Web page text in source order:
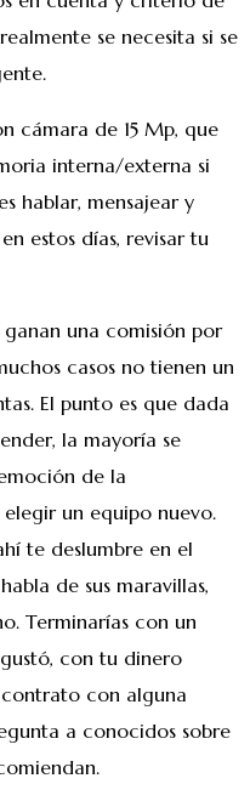
se necesita si se
cámara de 15 Mp, que
interna/externa si
hablar, mensajear y
estos días, revisar tu
una comisión por
casos no tienen un
El punto es que dada
la mayoría se
de la
un equipo nuevo.
te deslumbre en el
de sus maravillas,
Terminarías con un
con tu dinero
con alguna
a conocidos sobre